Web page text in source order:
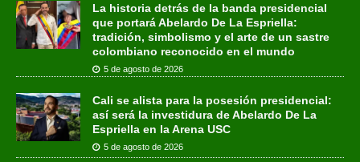
La historia detrás de la banda presidencial
que portará Abelardo De La Espriella:
tradición, simbolismo y el arte de un sastre
colombiano reconocido en el mundo
5 de agosto de 2026
Cali se alista para la posesión presidencial:
así será la investidura de Abelardo De La
Espriella en la Arena USC
5 de agosto de 2026